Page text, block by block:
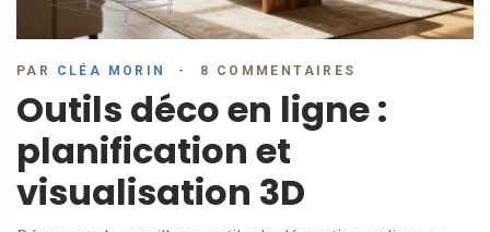
PAR CLÉA MORIN 8 COMMENTAIRES
Outils déco en ligne :
planification et
visualisation 3D